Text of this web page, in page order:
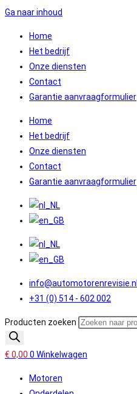
Ga naar inhoud
Home
Het bedrijf
Onze diensten
Contact
Garantie aanvraagformulier
Home
Het bedrijf
Onze diensten
Contact
Garantie aanvraagformulier
info@automotorenrevisie.nl
+31 (0) 514 - 602 002
Producten zoeken
€ 0,00 0 Winkelwagen
Motoren